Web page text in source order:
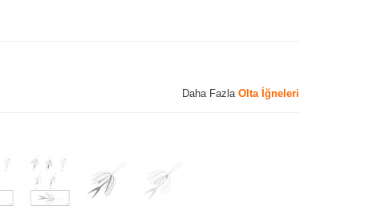
Daha Fazla Olta İğneleri